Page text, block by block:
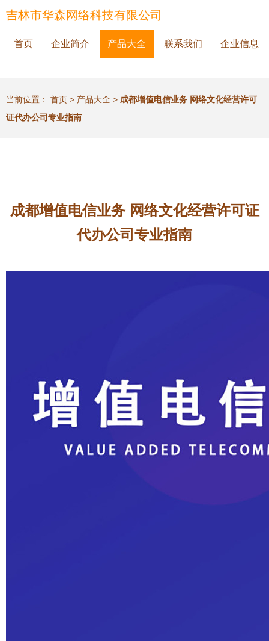
吉林市华森网络科技有限公司
首页 企业简介 产品大全 联系我们 企业信息
当前位置： 首页 > 产品大全 > 成都增值电信业务 网络文化经营许可
证代办公司专业指南
成都增值电信业务 网络文化经营许可证
代办公司专业指南